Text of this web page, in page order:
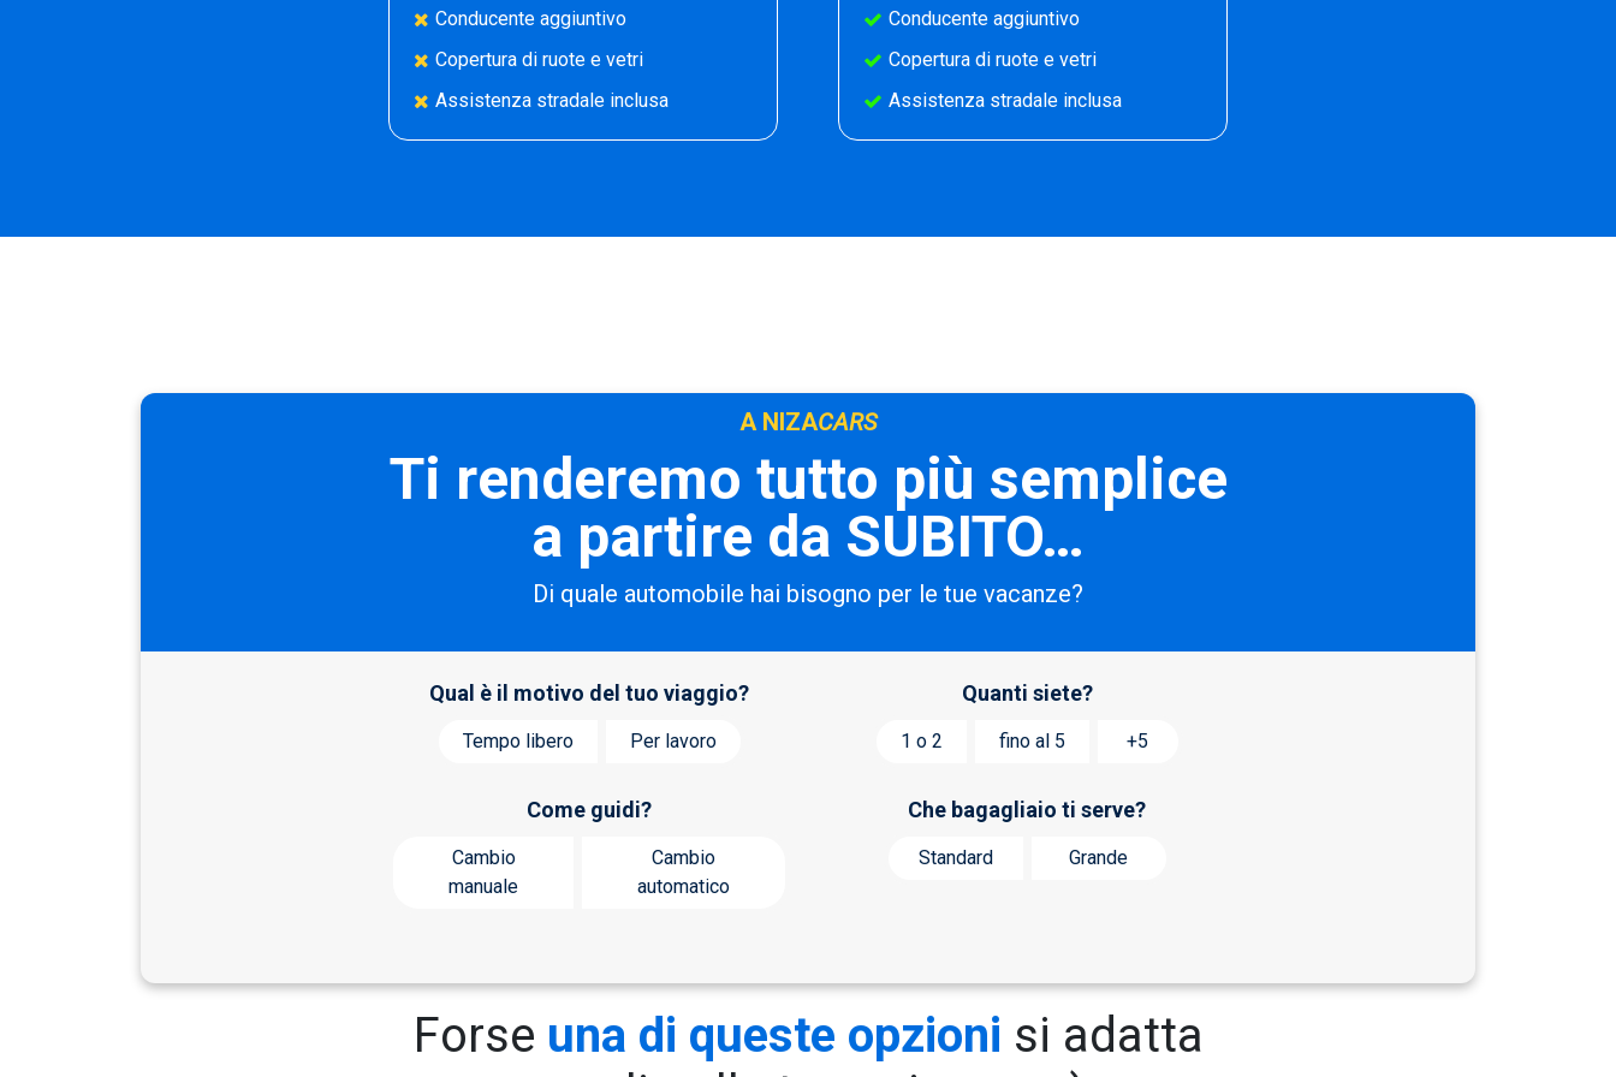
Conducente aggiuntivo
Copertura di ruote e vetri
Assistenza stradale inclusa
Conducente aggiuntivo
Copertura di ruote e vetri
Assistenza stradale inclusa
A NIZACARS
Ti renderemo tutto più semplice
a partire da SUBITO…
Di quale automobile hai bisogno per le tue vacanze?
Qual è il motivo del tuo viaggio?
Tempo libero Per lavoro
Quanti siete?
1 o 2 fino al 5 +5
Come guidi?
Cambio
manuale
Cambio
automatico
Che bagagliaio ti serve?
Standard Grande
Forse una di queste opzioni si adatta